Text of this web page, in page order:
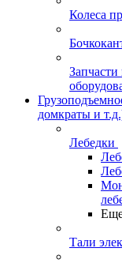
Колеса
Запчасти
домкраты и
Лебедки
Тали